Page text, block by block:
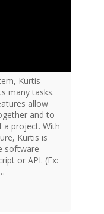
Kurtis
many tasks.
allow
and to
a project. With
Kurtis is
software
or API. (Ex: